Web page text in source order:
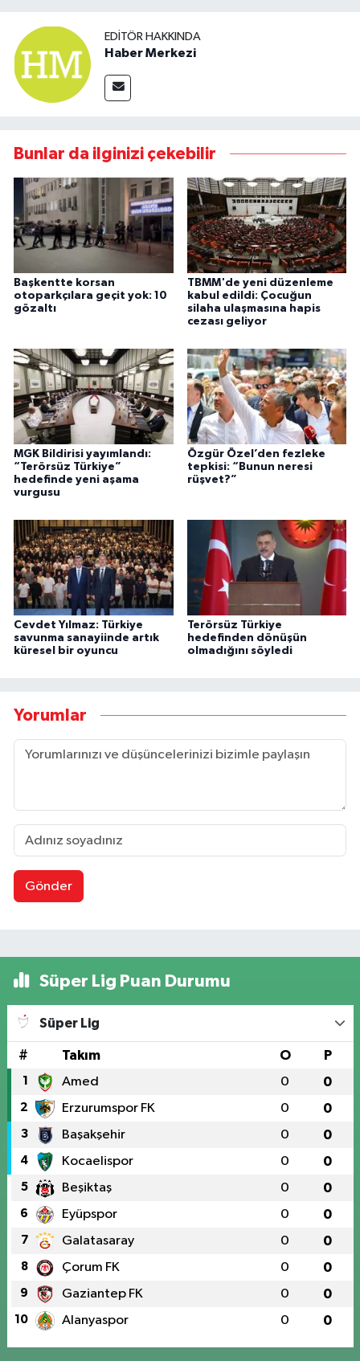
EDITÖR HAKKINDA
Haber Merkezi
Bunlar da ilginizi çekebilir
Başkentte korsan
otoparkçılara geçit yok: 10
gözaltı
TBMM'de yeni düzenleme
kabul edildi: Çocuğun
silaha ulaşmasına hapis
cezası geliyor
MGK Bildirisi yayımlandı:
“Terörsüz Türkiye”
hedefinde yeni aşama
vurgusu
Özgür Özel’den fezleke
tepkisi: “Bunun neresi
rüşvet?”
Cevdet Yılmaz: Türkiye
savunma sanayiinde artık
küresel bir oyuncu
Terörsüz Türkiye
hedefinden dönüşün
olmadığını söyledi
Yorumlar
Gönder
Süper Lig Puan Durumu
Süper Lig
# Takım O P
1 Amed 0 0
2 Erzurumspor FK 0 0
3 Başakşehir 0 0
4 Kocaelispor 0 0
5 Beşiktaş 0 0
6 Eyüpspor 0 0
7 Galatasaray 0 0
8 Çorum FK 0 0
9 Gaziantep FK 0 0
10 Alanyaspor 0 0